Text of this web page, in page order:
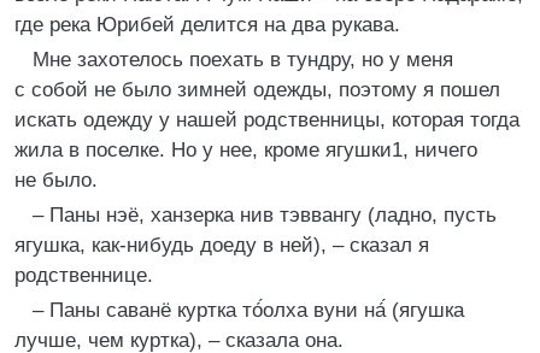
где река Юрибей делится на два рукава.
Мне захотелось поехать в тундру, но у меня
с собой не было зимней одежды, поэтому я пошел
искать одежду у нашей родственницы, которая тогда
жила в поселке. Но у нее, кроме ягушки1, ничего
не было.
– Паны нэё, ханзерка нив тэввангу (ладно, пусть
ягушка, как-нибудь доеду в ней), – сказал я
родственнице.
– Паны саванё куртка то́́олха вуни на́́ (ягушка
лучше, чем куртка), – сказала она.